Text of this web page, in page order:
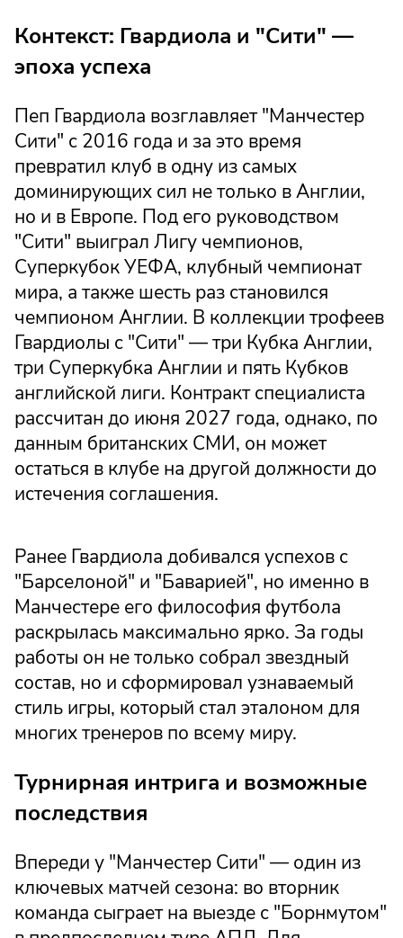
Контекст: Гвардиола и "Сити" —
эпоха успеха
Пеп Гвардиола возглавляет "Манчестер
Сити" с 2016 года и за это время
превратил клуб в одну из самых
доминирующих сил не только в Англии,
но и в Европе. Под его руководством
"Сити" выиграл Лигу чемпионов,
Суперкубок УЕФА, клубный чемпионат
мира, а также шесть раз становился
чемпионом Англии. В коллекции трофеев
Гвардиолы с "Сити" — три Кубка Англии,
три Суперкубка Англии и пять Кубков
английской лиги. Контракт специалиста
рассчитан до июня 2027 года, однако, по
данным британских СМИ, он может
остаться в клубе на другой должности до
истечения соглашения.
Ранее Гвардиола добивался успехов с
"Барселоной" и "Баварией", но именно в
Манчестере его философия футбола
раскрылась максимально ярко. За годы
работы он не только собрал звездный
состав, но и сформировал узнаваемый
стиль игры, который стал эталоном для
многих тренеров по всему миру.
Турнирная интрига и возможные
последствия
Впереди у "Манчестер Сити" — один из
ключевых матчей сезона: во вторник
команда сыграет на выезде с "Борнмутом"